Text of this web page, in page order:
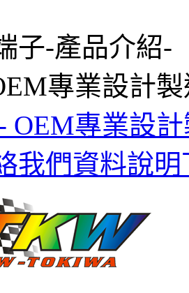
子-產品介紹-
專業設計
OEM專業設
我們資料說明